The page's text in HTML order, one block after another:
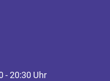
- 20:30 Uhr